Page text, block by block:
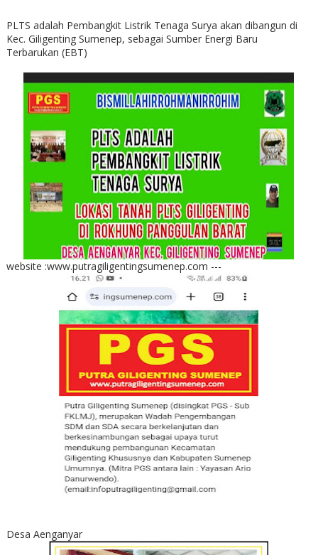
PLTS adalah Pembangkit Listrik Tenaga Surya akan dibangun di
Kec. Giligenting Sumenep, sebagai Sumber Energi Baru
Terbarukan (EBT)
website :www.putragiligentingsumenep.com ---
Desa Aenganyar